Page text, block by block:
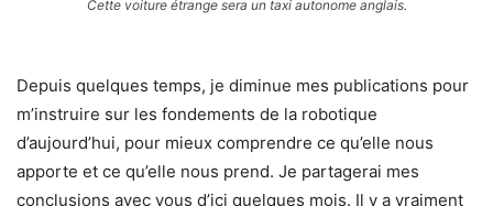
Cette voiture étrange sera un taxi autonome anglais.
Depuis quelques temps, je diminue mes publications pour
m’instruire sur les fondements de la robotique
d’aujourd’hui, pour mieux comprendre ce qu’elle nous
apporte et ce qu’elle nous prend. Je partagerai mes
conclusions avec vous d’ici quelques mois. Il y a vraiment